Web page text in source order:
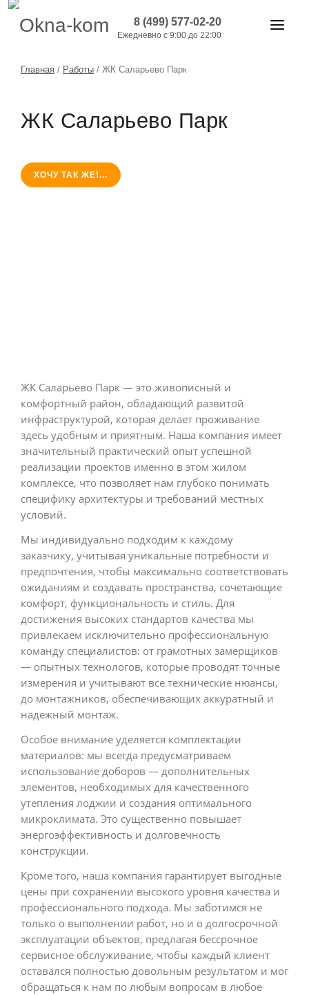
8 (499) 577-02-20
Ежедневно с 9:00 до 22:00
ОКНА И ДВЕРИ
РАБОТЫ
ЦЕНЫ
Главная / Работы / ЖК Саларьево Парк
ЖК Саларьево Парк
ХОЧУ ТАК ЖЕ!...
ЖК Саларьево Парк — это живописный и
комфортный район, обладающий развитой
инфраструктурой, которая делает проживание
здесь удобным и приятным. Наша компания имеет
значительный практический опыт успешной
реализации проектов именно в этом жилом
комплексе, что позволяет нам глубоко понимать
специфику архитектуры и требований местных
условий.
Мы индивидуально подходим к каждому
заказчику, учитывая уникальные потребности и
предпочтения, чтобы максимально соответствовать
ожиданиям и создавать пространства, сочетающие
комфорт, функциональность и стиль. Для
достижения высоких стандартов качества мы
привлекаем исключительно профессиональную
команду специалистов: от грамотных замерщиков
— опытных технологов, которые проводят точные
измерения и учитывают все технические нюансы,
до монтажников, обеспечивающих аккуратный и
надежный монтаж.
Особое внимание уделяется комплектации
материалов: мы всегда предусматриваем
использование доборов — дополнительных
элементов, необходимых для качественного
утепления лоджии и создания оптимального
микроклимата. Это существенно повышает
энергоэффективность и долговечность
конструкции.
Кроме того, наша компания гарантирует выгодные
цены при сохранении высокого уровня качества и
профессионального подхода. Мы заботимся не
только о выполнении работ, но и о долгосрочной
эксплуатации объектов, предлагая бессрочное
сервисное обслуживание, чтобы каждый клиент
оставался полностью довольным результатом и мог
обращаться к нам по любым вопросам в любое